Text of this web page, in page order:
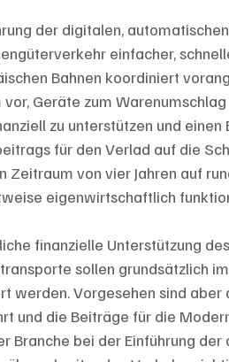
der digitalen,
einfacher,
Bahnen koordiniert
Geräte zum
zu unterstützen und einen
für den Verlad auf die
von vier Jahren auf
eigenwirtschaftlich
finanzielle Unterstützung des
sollen grundsätzlich
werden. Vorgesehen sind aber
und die Beiträge für die
Branche bei der Einführung der